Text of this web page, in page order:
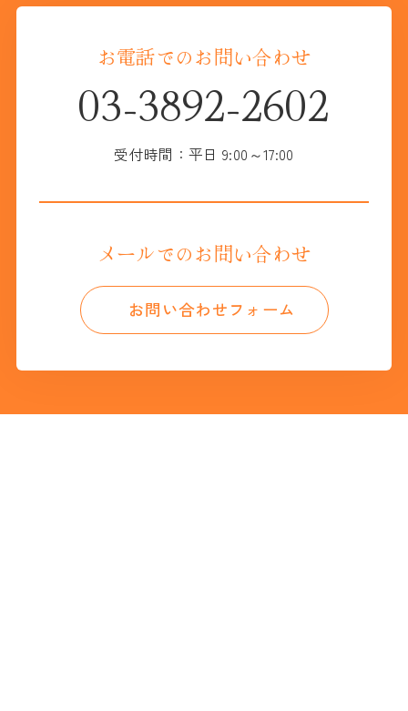
お電話でのお問い合わせ
03-3892-2602
受付時間：平日 9:00～17:00
メールでのお問い合わせ
お問い合わせフォーム